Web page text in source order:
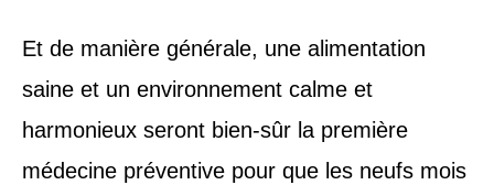
Et de manière générale, une alimentation
saine et un environnement calme et
harmonieux seront bien-sûr la première
médecine préventive pour que les neufs mois